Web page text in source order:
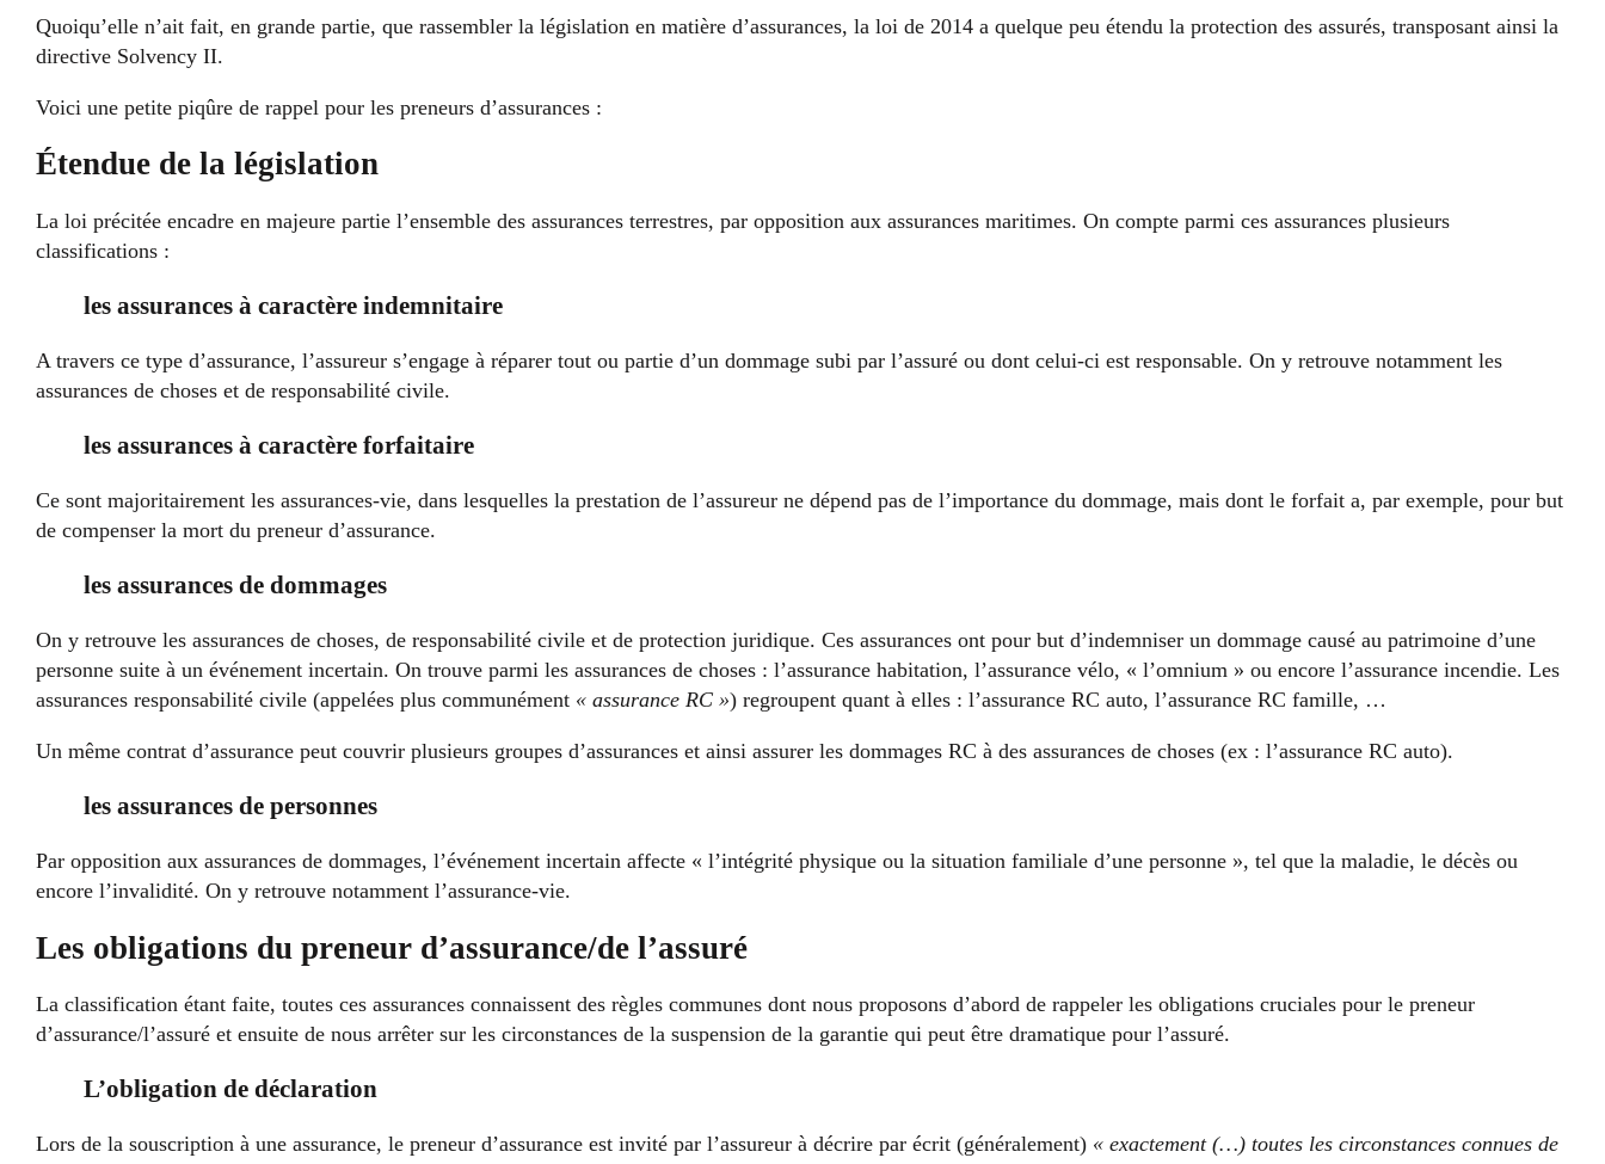
Quoiqu’elle n’ait fait, en grande partie, que rassembler la législation en matière d’assurances, la loi de 2014 a quelque peu étendu la protection des assurés, transposant ainsi la
directive Solvency II.
Voici une petite piqûre de rappel pour les preneurs d’assurances :
Étendue de la législation
La loi précitée encadre en majeure partie l’ensemble des assurances terrestres, par opposition aux assurances maritimes. On compte parmi ces assurances plusieurs
classifications :
les assurances à caractère indemnitaire
A travers ce type d’assurance, l’assureur s’engage à réparer tout ou partie d’un dommage subi par l’assuré ou dont celui-ci est responsable. On y retrouve notamment les
assurances de choses et de responsabilité civile.
les assurances à caractère forfaitaire
Ce sont majoritairement les assurances-vie, dans lesquelles la prestation de l’assureur ne dépend pas de l’importance du dommage, mais dont le forfait a, par exemple, pour but
de compenser la mort du preneur d’assurance.
les assurances de dommages
On y retrouve les assurances de choses, de responsabilité civile et de protection juridique. Ces assurances ont pour but d’indemniser un dommage causé au patrimoine d’une
personne suite à un événement incertain. On trouve parmi les assurances de choses : l’assurance habitation, l’assurance vélo, « l’omnium » ou encore l’assurance incendie. Les
assurances responsabilité civile (appelées plus communément « assurance RC ») regroupent quant à elles : l’assurance RC auto, l’assurance RC famille, …
Un même contrat d’assurance peut couvrir plusieurs groupes d’assurances et ainsi assurer les dommages RC à des assurances de choses (ex : l’assurance RC auto).
les assurances de personnes
Par opposition aux assurances de dommages, l’événement incertain affecte « l’intégrité physique ou la situation familiale d’une personne », tel que la maladie, le décès ou
encore l’invalidité. On y retrouve notamment l’assurance-vie.
Les obligations du preneur d’assurance/de l’assuré
La classification étant faite, toutes ces assurances connaissent des règles communes dont nous proposons d’abord de rappeler les obligations cruciales pour le preneur
d’assurance/l’assuré et ensuite de nous arrêter sur les circonstances de la suspension de la garantie qui peut être dramatique pour l’assuré.
L’obligation de déclaration
Lors de la souscription à une assurance, le preneur d’assurance est invité par l’assureur à décrire par écrit (généralement) « exactement (…) toutes les circonstances connues de